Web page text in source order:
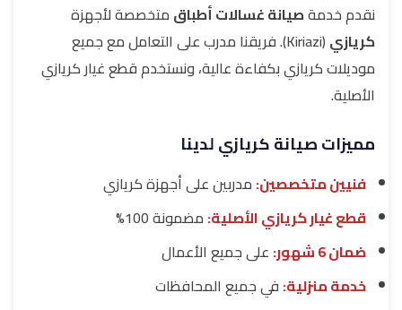
نقدم خدمةصيانة غسالات أطباق متخصصة لأجهزة
كريازي
(Kiriazi). فريقنا مدرب على التعامل مع جميع
موديلات كريازي بكفاءة عالية، ونستخدم قطع غيار كريازي
الأصلية.
مميزات صيانة كريازي لدينا
فنيين متخصصين: مدربين على أجهزة كريازي
قطع غيار كريازي الأصلية: مضمونة 100%
ضمان 6 شهور:
على جميع الأعمال
خدمة منزلية: في جميع المحافظات